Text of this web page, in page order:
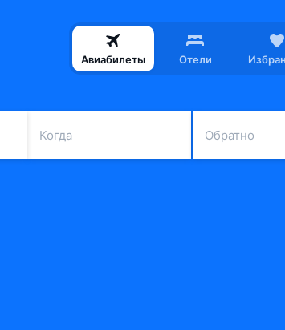
Авиабилеты Отели
Когда Обратно